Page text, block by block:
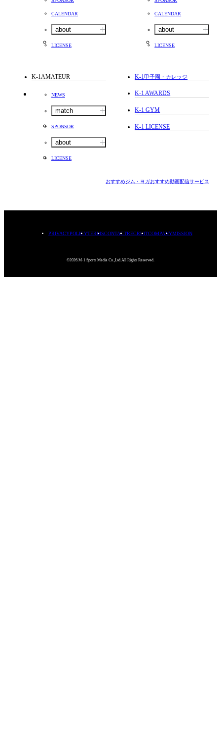
CALENDAR
about
LICENSE
CALENDAR
about
LICENSE
K-1AMATEUR
NEWS
match
SPONSOR
about
LICENSE
K-1甲子園・カレッジ
K-1 AWARDS
K-1 GYM
K-1 LICENSE
おすすめジム・ヨガおすすめ動画配信サービス
PRIVACYPOLICYTERMSCONTACTRECRUITCOMPANYMISSION
©2026.M-1 Sports Media Co.,Ltd.All Rights Reserved.